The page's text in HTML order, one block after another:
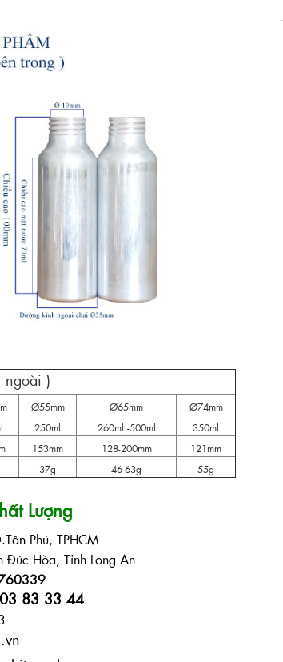
ngoài )
Ø55mm Ø65mm
Ø74mm
250ml 260ml -500ml
350ml
153mm 128-200mm
121mm
37g 46-63g 55g
Lượng
Phú, TPHCM
Hòa, Tỉnh Long An
83 33 44